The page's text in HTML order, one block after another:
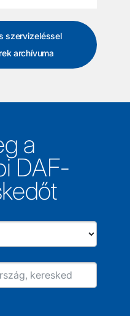
szervizeléssel
archívuma
a
DAF-